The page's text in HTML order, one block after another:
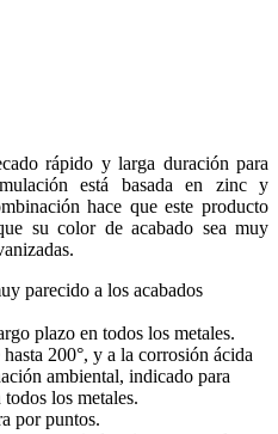
rápido y larga duración para
está basada en zinc y
hace que este producto
su color de acabado sea muy
parecido a los acabados
plazo en todos los metales.
200°, y a la corrosión ácida
ambiental, indicado para
los metales.
por puntos.